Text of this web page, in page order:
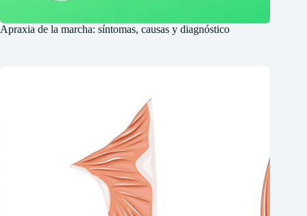
Apraxia de la marcha: síntomas, causas y diagnóstico